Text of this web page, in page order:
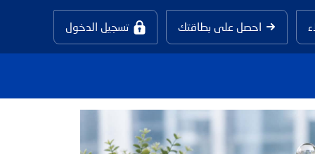
احصل على بطاقتك تسجيل الدخول